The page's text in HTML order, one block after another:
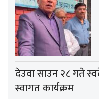
देउवा साउन २८ गते
स्वागत कार्यक्रम